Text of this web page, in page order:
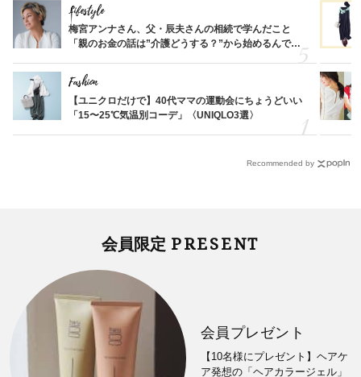
Lifestyle
梅宮アンナさん、父・辰夫さんの相続で学んだこと
「親のお金の話は”介護どうする？”から始めるんで
Fashion
【ユニクロだけで】40代ママの運動会にちょうどいい
「15〜25℃気温別コーデ」〈UNIQLO3選〉
Recommended by
会員限定 PRESENT
会員プレゼント
【10名様にプレゼント】ヘアケ
ア発想の「ヘアカラージェル」